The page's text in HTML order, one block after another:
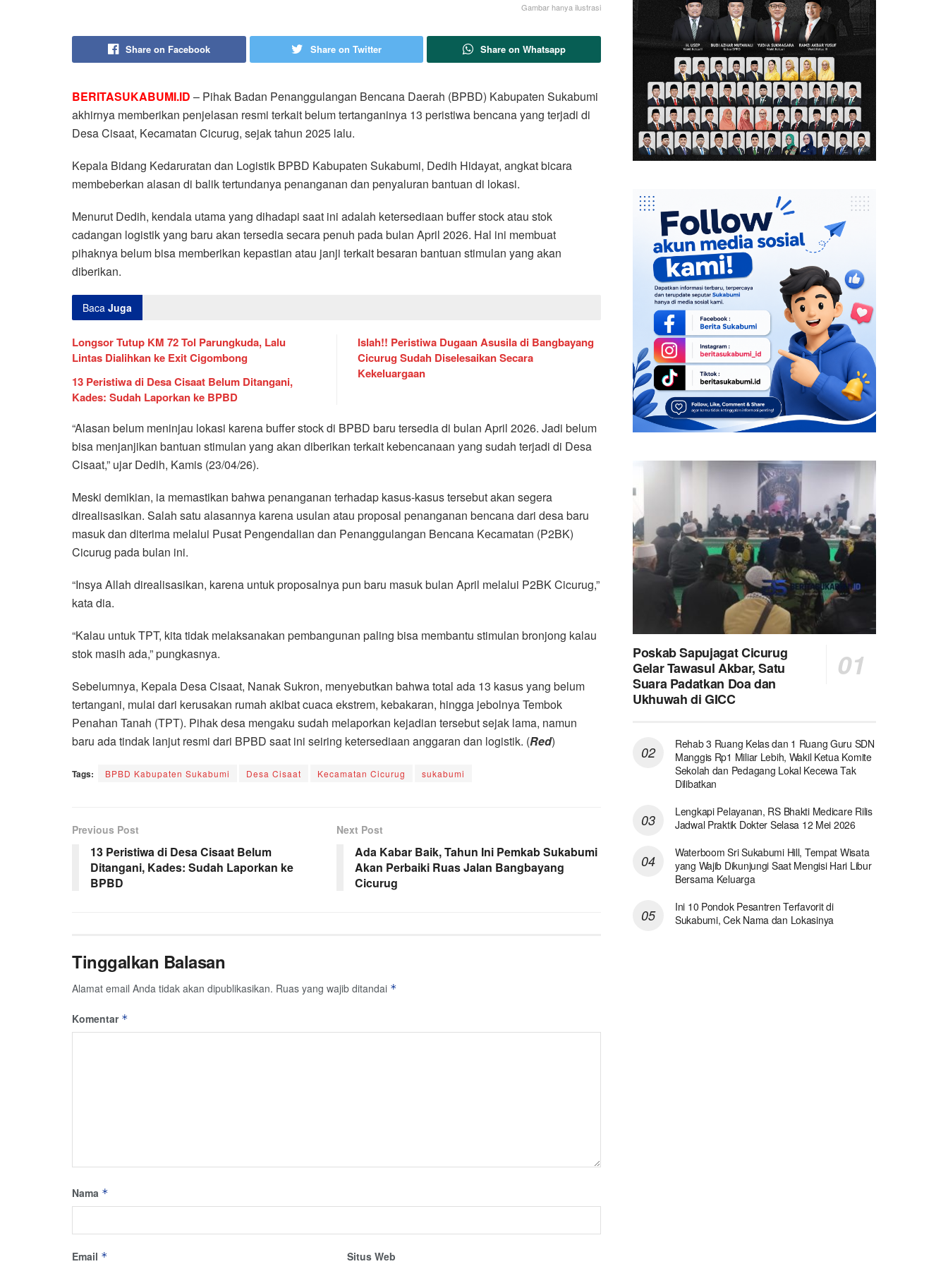
Gambar hanya ilustrasi
Share on Facebook Share on Twitter Share on Whatsapp
BERITASUKABUMI.ID – Pihak Badan Penanggulangan Bencana Daerah (BPBD) Kabupaten Sukabumi
akhirnya memberikan penjelasan resmi terkait belum tertanganinya 13 peristiwa bencana yang terjadi di
Desa Cisaat, Kecamatan Cicurug, sejak tahun 2025 lalu.
Kepala Bidang Kedaruratan dan Logistik BPBD Kabupaten Sukabumi, Dedih Hidayat, angkat bicara
membeberkan alasan di balik tertundanya penanganan dan penyaluran bantuan di lokasi.
Menurut Dedih, kendala utama yang dihadapi saat ini adalah ketersediaan buffer stock atau stok
cadangan logistik yang baru akan tersedia secara penuh pada bulan April 2026. Hal ini membuat
pihaknya belum bisa memberikan kepastian atau janji terkait besaran bantuan stimulan yang akan
diberikan.
Baca Juga
Longsor Tutup KM 72 Tol Parungkuda, Lalu
Lintas Dialihkan ke Exit Cigombong
13 Peristiwa di Desa Cisaat Belum Ditangani,
Kades: Sudah Laporkan ke BPBD
Islah!! Peristiwa Dugaan Asusila di Bangbayang
Cicurug Sudah Diselesaikan Secara
Kekeluargaan
“Alasan belum meninjau lokasi karena buffer stock di BPBD baru tersedia di bulan April 2026. Jadi belum
bisa menjanjikan bantuan stimulan yang akan diberikan terkait kebencanaan yang sudah terjadi di Desa
Cisaat,” ujar Dedih, Kamis (23/04/26).
Meski demikian, ia memastikan bahwa penanganan terhadap kasus-kasus tersebut akan segera
direalisasikan. Salah satu alasannya karena usulan atau proposal penanganan bencana dari desa baru
masuk dan diterima melalui Pusat Pengendalian dan Penanggulangan Bencana Kecamatan (P2BK)
Cicurug pada bulan ini.
“Insya Allah direalisasikan, karena untuk proposalnya pun baru masuk bulan April melalui P2BK Cicurug,”
kata dia.
“Kalau untuk TPT, kita tidak melaksanakan pembangunan paling bisa membantu stimulan bronjong kalau
stok masih ada,” pungkasnya.
Sebelumnya, Kepala Desa Cisaat, Nanak Sukron, menyebutkan bahwa total ada 13 kasus yang belum
tertangani, mulai dari kerusakan rumah akibat cuaca ekstrem, kebakaran, hingga jebolnya Tembok
Penahan Tanah (TPT). Pihak desa mengaku sudah melaporkan kejadian tersebut sejak lama, namun
baru ada tindak lanjut resmi dari BPBD saat ini seiring ketersediaan anggaran dan logistik. (Red)
Tags: BPBD Kabupaten Sukabumi Desa Cisaat Kecamatan Cicurug sukabumi
Previous Post
13 Peristiwa di Desa Cisaat Belum
Ditangani, Kades: Sudah Laporkan ke
BPBD
Next Post
Ada Kabar Baik, Tahun Ini Pemkab Sukabumi
Akan Perbaiki Ruas Jalan Bangbayang
Cicurug
Tinggalkan Balasan
Alamat email Anda tidak akan dipublikasikan. Ruas yang wajib ditandai *
Komentar *
Nama *
Email * Situs Web
Poskab Sapujagat Cicurug
Gelar Tawasul Akbar, Satu
Suara Padatkan Doa dan
Ukhuwah di GICC
Rehab 3 Ruang Kelas dan 1 Ruang Guru SDN
Manggis Rp1 Miliar Lebih, Wakil Ketua Komite
Sekolah dan Pedagang Lokal Kecewa Tak
Dilibatkan
Lengkapi Pelayanan, RS Bhakti Medicare Rilis
Jadwal Praktik Dokter Selasa 12 Mei 2026
Waterboom Sri Sukabumi Hill, Tempat Wisata
yang Wajib Dikunjungi Saat Mengisi Hari Libur
Bersama Keluarga
Ini 10 Pondok Pesantren Terfavorit di
Sukabumi, Cek Nama dan Lokasinya